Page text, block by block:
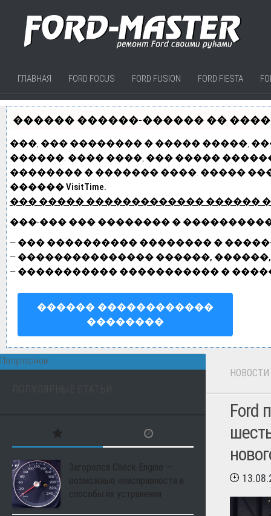
ГЛАВНАЯ FORD FOCUS FORD FUSION FORD FIESTA
������ ������-������ ��
���, ��� �������� � ����� �����,
������. ���� ����, ��� �����
�������� � ������� ����. �����
������ VisitTime.
��� ����� ������������� ������
���-��� ��� �������� �
— ��� ���������� �������� �
— ��������������� ������,
— ����������� ����������� �
������ ������������
��������
НОВОСТИ
Ford
Популярное:
Загорелся Check Engine —
возможные неисправности и
способы их устранения